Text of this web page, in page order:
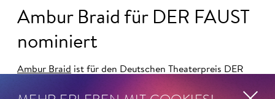
Ambur Braid für DER FAUST
nominiert
Ambur Braid ist für den Deutschen Theaterpreis DER